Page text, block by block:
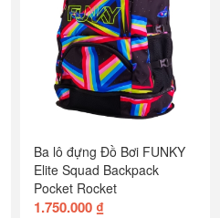
Ba lô đựng Đồ Bơi FUNKY
Elite Squad Backpack
Pocket Rocket
1.750.000 ₫